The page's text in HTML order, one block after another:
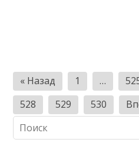
Пагинация
записей
« Назад 1 …
528
529 530